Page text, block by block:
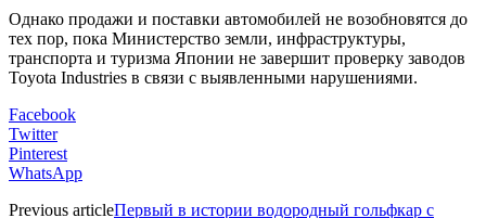
Однако продажи и поставки автомобилей не возобновятся до
тех пор, пока Министерство земли, инфраструктуры,
транспорта и туризма Японии не завершит проверку заводов
Toyota Industries в связи с выявленными нарушениями.
Facebook
Twitter
Pinterest
WhatsApp
Previous articleПервый в истории водородный гольфкар с